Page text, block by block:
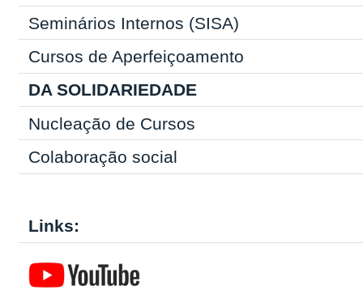
Seminários Internos (SISA)
Cursos de Aperfeiçoamento
DA SOLIDARIEDADE
Nucleação de Cursos
Colaboração social
Links: